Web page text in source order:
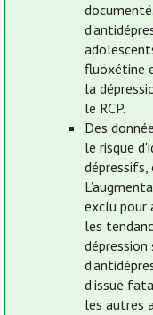
fluoxétine
la
le RCP.
Des
le risque
exclu pour
les
d’issue
les autres